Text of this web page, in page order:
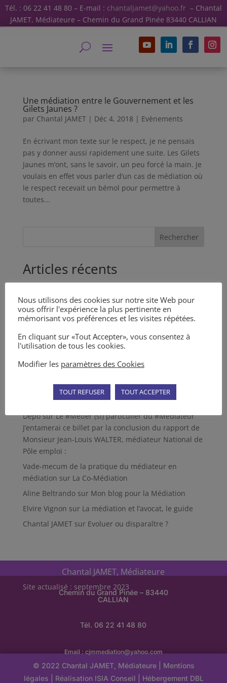
Tél. : 06 22 41 48 80 – E-mail : chantaljamet@yahoo.fr – Chantal
JAMET, Médiateure – Chemin du Grand Pinée 83440 CALLIAN
Une médiation entre le Gouvernement et les
Gilets Jaunes ?
par Chantal JAMET| Déc 4, 2018 | Evènements
En écrivant mon texte sur le respect, je ne pensais
pas y donner aussi rapidement une suite. Les Gilets
Jaunes m’ont, sans le savoir, un peu forcé la main. Je
voulais en effet vous parler d’un cas de médiation où
le respect recevait un bémol pour permettre à
toutes...
Rechercher
Articles récents
de la médiation et des MARC en général
Nouvel article dans la Revue des Médiations n° 5
Décret du 11 mai 2023 sur la tentative préalable
L’Incompétence du Juge et la Médiation
Commentaires récents
DeposurLe #Métier (si) particulier du #Médiateur
J’entamerai ce billet par la conclusion du rapport de
Monsieur Jean-Louis WALTER, médiateur National de
Pôle emploi :
Vade-mecum de la pratique du médiateur en
médiation sur La Co-Médiation
Aline Beltrandosur Mon blog pour la Médiation
Elvire Vignon sur La médiation et l’avocat, le guide
Chantal JAMETsur Evoluer ou disparaître ?
Chantal JAMET, Médiateure
Site actualisé : septembre 2023
Chemin du Grand Pinée – 83440
CALLIAN
Tél. 06 22 41 48 80
Email :cjmmediation@yahoo.com
© 2022 Chantal JAMET, Médiateure | Mentions
légales | Réalisation ISIA Conseil Hébergement DBL
Nous utilisons des cookies sur notre site Web pour
vous offrir l'expérience la plus pertinente en
mémorisant vos préférences et les visites répétées.
En cliquant sur «Tout Accepter», vous consentez à
l'utilisation de tous les cookies.
Modifier les paramètres des Cookies
TOUT REFUSER TOUT ACCEPTER